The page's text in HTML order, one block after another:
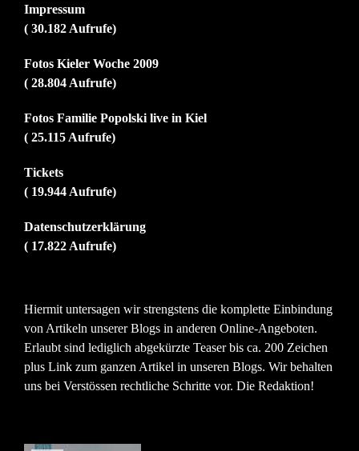
Impressum
( 30.182 Aufrufe)
Fotos Kieler Woche 2009
( 28.804 Aufrufe)
Fotos Familie Popolski live in Kiel
( 25.115 Aufrufe)
Tickets
( 19.944 Aufrufe)
Datenschutzerklärung
( 17.822 Aufrufe)
Hiermit untersagen wir strengstens die komplette Einbindung
von Artikeln unserer Blogs in anderen Online-Angeboten.
Erlaubt sind lediglich abgekürzte Teaser bis ca. 200 Zeichen
plus Link zum ganzen Artikel in unseren Blogs. Wir behalten
uns bei Verstössen rechtliche Schritte vor. Die Redaktion!